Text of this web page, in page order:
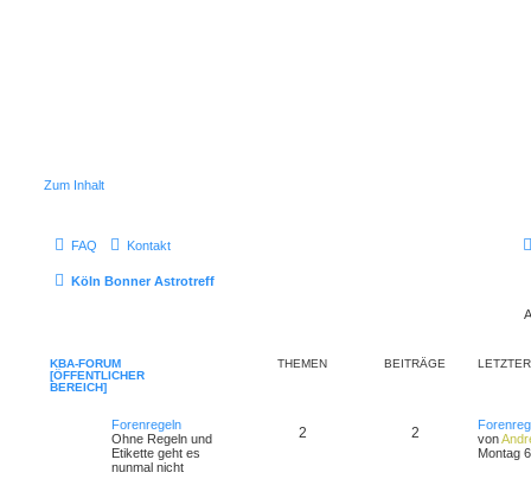
Zum Inhalt
FAQ Kontakt
Köln Bonner Astrotreff
KBA-FORUM
[ÖFFENTLICHER
BEREICH]
THEMEN BEITRÄGE
Forenregeln
Ohne Regeln und
Etikette geht es
nunmal nicht
2 2
von
Montag